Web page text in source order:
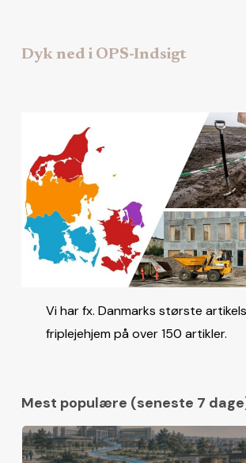
Dyk ned i OPS-Indsigt
Vi har fx. Danmarks største
friplejehjem på over 150 artikler.
Mest populære (seneste 7